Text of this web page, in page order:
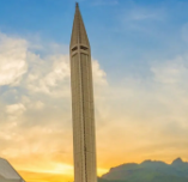
dans le monde
liées à l’emploi
autres
les vitesses de